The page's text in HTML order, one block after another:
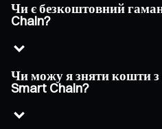
Чи є безкоштовний
Chain?
Чи можу я зняти кошти
Smart Chain?